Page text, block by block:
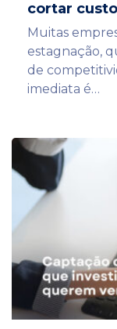
cortar
Muitas
estagnação,
de
imediata é…